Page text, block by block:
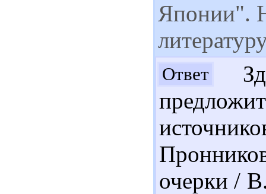
Японии".
Ответ
очерки /